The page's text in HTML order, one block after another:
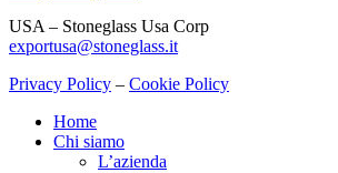
USA – Stoneglass Usa Corp
exportusa@stoneglass.it
Privacy Policy – Cookie Policy
Home
Chi siamo
L’azienda